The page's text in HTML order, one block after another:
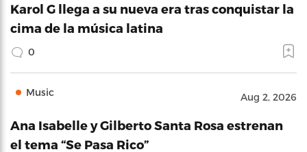
Karol G llega a su nueva era tras conquistar la
cima de la música latina
0
Music Aug 2, 2026
Ana Isabelle y Gilberto Santa Rosa estrenan
el tema “Se Pasa Rico”